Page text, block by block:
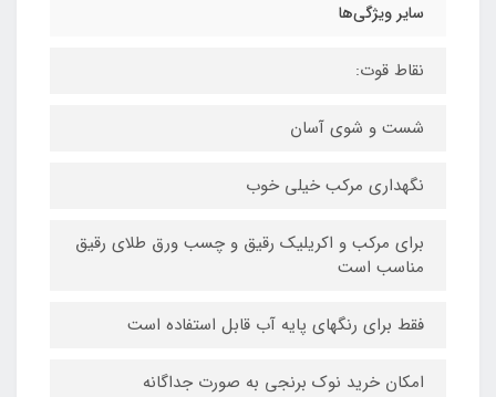
سایر ویژگی‌ها
نقاط قوت:
شست و شوی آسان
نگهداری مرکب خیلی خوب
برای مرکب و اکریلیک رقیق و چسب ورق طلای رقیق
مناسب است
فقط برای رنگهای پایه آب قابل استفاده است
امکان خرید نوک برنجی به صورت جداگانه